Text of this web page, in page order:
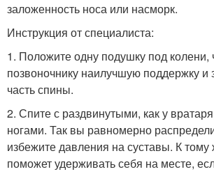
заложенность носа или насморк.
Инструкция от специалиста:
1. Положите одну подушку под колени,
позвоночнику наилучшую поддержку
часть спины.
2. Спите с раздвинутыми, как у
ногами. Так вы равномерно
избежите давления на суставы. К тому
поможет удерживать себя на месте,